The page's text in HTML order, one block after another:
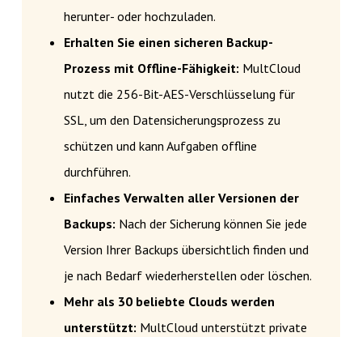
herunter- oder hochzuladen.
Erhalten Sie einen sicheren Backup-
Prozess mit Offline-Fähigkeit: MultCloud
nutzt die 256-Bit-AES-Verschlüsselung für
SSL, um den Datensicherungsprozess zu
schützen und kann Aufgaben offline
durchführen.
Einfaches Verwalten aller Versionen der
Backups: Nach der Sicherung können Sie jede
Version Ihrer Backups übersichtlich finden und
je nach Bedarf wiederherstellen oder löschen.
Mehr als 30 beliebte Clouds werden
unterstützt: MultCloud unterstützt private